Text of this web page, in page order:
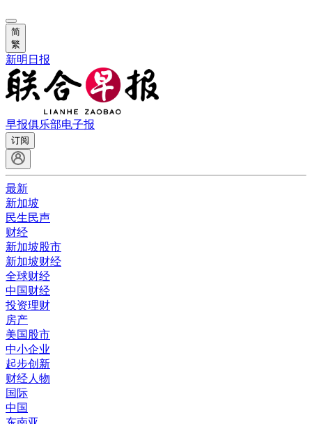
简
繁
新明日报
早报俱乐部电子报
订阅
最新
新加坡
民生民声
财经
新加坡股市
新加坡财经
全球财经
中国财经
投资理财
房产
美国股市
中小企业
起步创新
财经人物
国际
中国